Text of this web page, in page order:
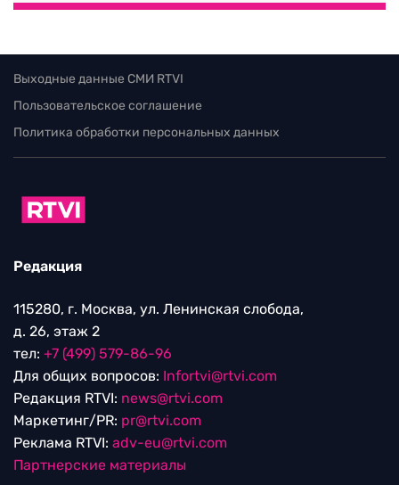
Выходные данные СМИ RTVI
Пользовательское соглашение
Политика обработки персональных данных
Редакция
115280, г. Москва, ул. Ленинская слобода,
д. 26, этаж 2
тел: +7 (499) 579-86-96
Для общих вопросов: Infortvi@rtvi.com
Редакция RTVI: news@rtvi.com
Маркетинг/PR: pr@rtvi.com
Реклама RTVI: adv-eu@rtvi.com
Партнерские материалы